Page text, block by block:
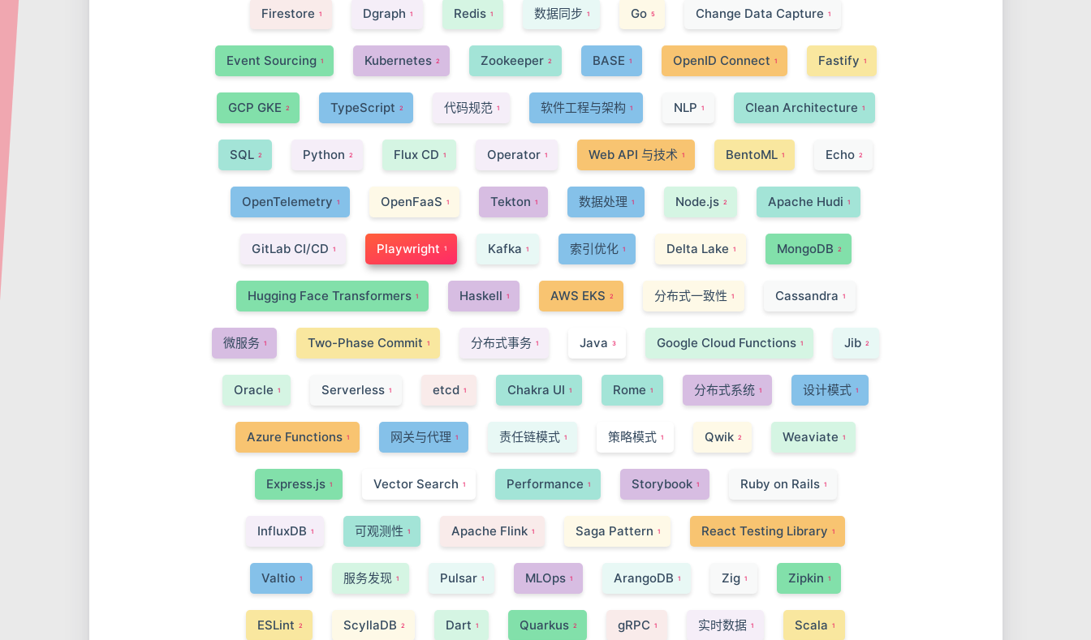
Firestore 1 Dgraph 1 Redis 1 数据同步 1 Go 5 Change Data Capture 1
Event Sourcing 1 Kubernetes 2 Zookeeper 2 BASE 1 OpenID Connect 1 Fastify 1
GCP GKE 2 TypeScript 2 代码规范 1 软件工程与架构 1 NLP 1 Clean Architecture 1
SQL 2 Python 2 Flux CD 1 Operator 1 Web API 与技术 1 BentoML 1 Echo 2
OpenTelemetry 1 OpenFaaS 1 Tekton 1 数据处理 1 Node.js 2 Apache Hudi 1
GitLab CI/CD 1 Playwright 1 Kafka 1 索引优化 1 Delta Lake 1 MongoDB 2
Hugging Face Transformers 1 Haskell 1 AWS EKS 2 分布式一致性 1 Cassandra 1
微服务 1 Two-Phase Commit 1 分布式事务 1 Java 3 Google Cloud Functions 1 Jib 2
Oracle 1 Serverless 1 etcd 1 Chakra UI 1 Rome 1 分布式系统 1 设计模式 1
Azure Functions 1 网关与代理 1 责任链模式 1 策略模式 1 Qwik 2 Weaviate 1
Express.js 1 Vector Search 1 Performance 1 Storybook 1 Ruby on Rails 1
InfluxDB 1 可观测性 1 Apache Flink 1 Saga Pattern 1 React Testing Library 1
Valtio 1 服务发现 1 Pulsar 1 MLOps 1 ArangoDB 1 Zig 1 Zipkin 1
ESLint 2 ScyllaDB 2 Dart 1 Quarkus 2 gRPC 1 实时数据 1 Scala 1